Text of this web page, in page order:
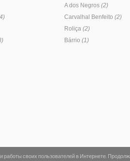
A dos Negros (2)
Carvalhal Benfeito (2)
Roliça (2)
Bárrio (1)
своих пользователей в Интернете.